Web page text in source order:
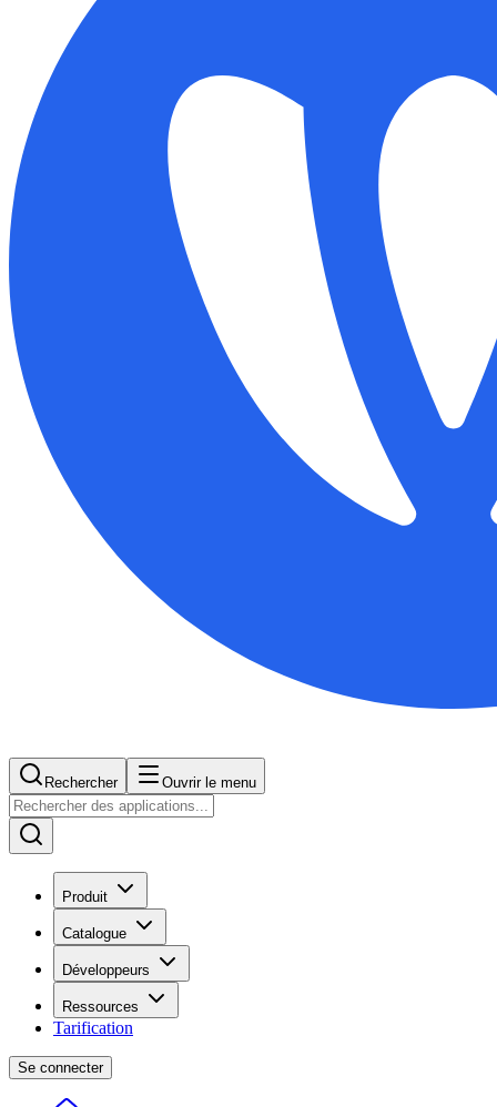
Rechercher Ouvrir le menu
Produit
Catalogue
Développeurs
Ressources
Tarification
Se connecter